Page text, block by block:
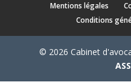
Mentions légales
Conditions
© 2026 Cabinet